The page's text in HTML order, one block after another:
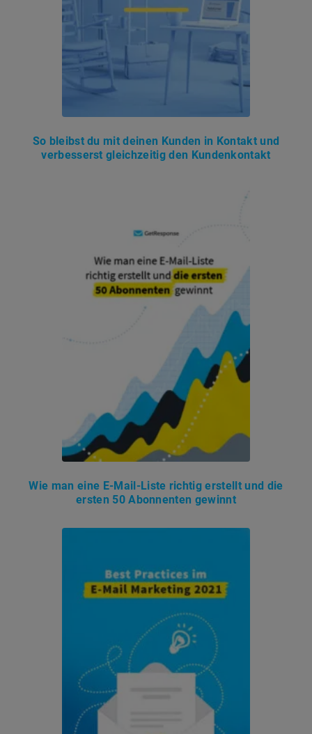
So bleibst du mit deinen Kunden in Kontakt und
verbesserst gleichzeitig den Kundenkontakt
Wie man eine E-Mail-Liste richtig erstellt und die
ersten 50 Abonnenten gewinnt